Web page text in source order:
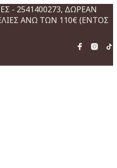
- 2541400273, ΔΩΡΕΑΝ
ΑΝΩ ΤΩΝ 110€ (ΕΝΤΟΣ